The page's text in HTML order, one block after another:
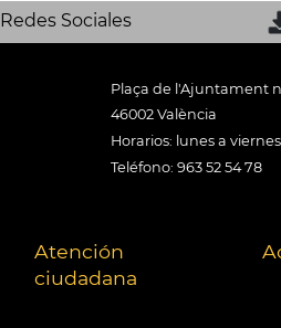
Redes Sociales
Plaça de l'Ajuntament
46002 València
Horarios: lunes a
Teléfono: 963 52 54 78
Atención
ciudadana